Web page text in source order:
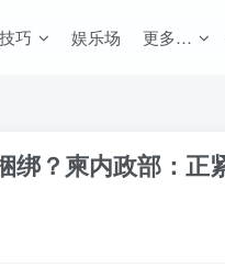
技巧 娱乐场 更多…
绑？柬内政部：正